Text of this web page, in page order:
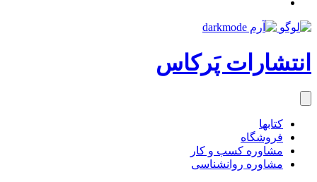
انتشارات پَرکاس
کتاب‎ها
فروشگاه
مشاوره کسب و کار
مشاوره روان‎شناسی